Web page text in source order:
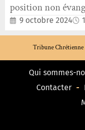
position non
9 octobre 2024
Tribune Chrétienne
Qui sommes-
Contacter